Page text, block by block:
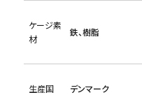
ケージ素
材
鉄、樹脂
生産国 デンマーク